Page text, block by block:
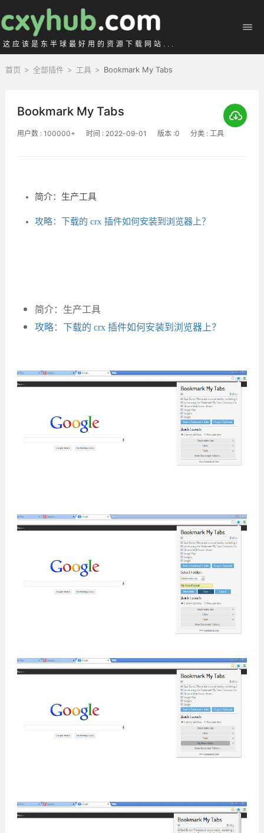
这应该是东半球最好用的资源下载网站...
首页 > 全部插件 > 工具 > Bookmark My Tabs
Bookmark My Tabs
用户数 : 100000+ 时间 : 2022-09-01 版本 :0 分类 : 工具
简介：生产工具
攻略：下载的 crx 插件如何安装到浏览器上？
简介：生产工具
攻略：下载的 crx 插件如何安装到浏览器上？